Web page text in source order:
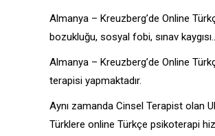
Almanya – Kreuzberg’de Online
bozukluğu, sosyal fobi, sınav
Almanya – Kreuzberg’de Online
terapisi yapmaktadır.
Aynı zamanda Cinsel Terapist olan
Türklere online Türkçe psikoterapi